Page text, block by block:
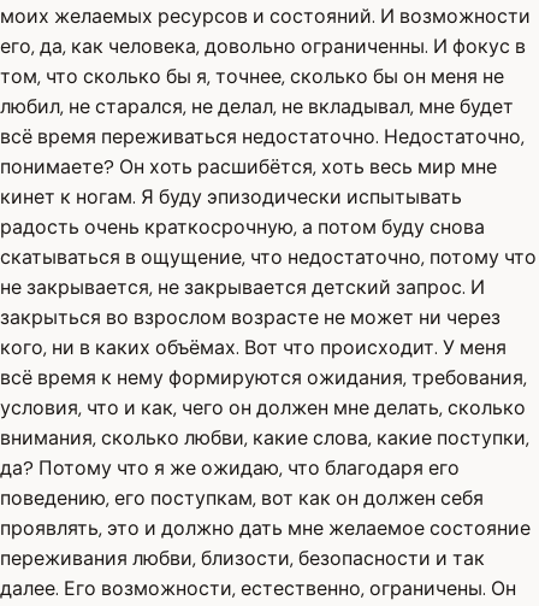
моих желаемых ресурсов и состояний. И возможности
его, да, как человека, довольно ограниченны. И фокус в
том, что сколько бы я, точнее, сколько бы он меня не
любил, не старался, не делал, не вкладывал, мне будет
всё время переживаться недостаточно. Недостаточно,
понимаете? Он хоть расшибётся, хоть весь мир мне
кинет к ногам. Я буду эпизодически испытывать
радость очень краткосрочную, а потом буду снова
скатываться в ощущение, что недостаточно, потому что
не закрывается, не закрывается детский запрос. И
закрыться во взрослом возрасте не может ни через
кого, ни в каких объёмах. Вот что происходит. У меня
всё время к нему формируются ожидания, требования,
условия, что и как, чего он должен мне делать, сколько
внимания, сколько любви, какие слова, какие поступки,
да? Потому что я же ожидаю, что благодаря его
поведению, его поступкам, вот как он должен себя
проявлять, это и должно дать мне желаемое состояние
переживания любви, близости, безопасности и так
далее. Его возможности, естественно, ограничены. Он